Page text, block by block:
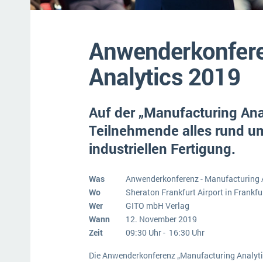
Analytics 2019
Auf der „Manufacturing
Teilnehmende alles rund
industriellen Fertigung.
Was
Anwenderkonferenz - Manufacturing
Wo
Sheraton Frankfurt Airport in
Wer
GITO mbH Verlag
Wann
12. November 2019
Zeit
09:30 Uhr - 16:30 Uhr
Die Anwenderkonferenz „Manufacturing